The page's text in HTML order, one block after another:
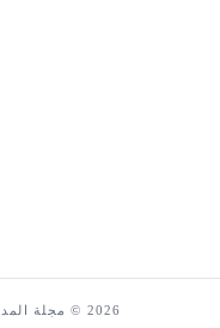
2026 © مجلة المدينة الاخبارية